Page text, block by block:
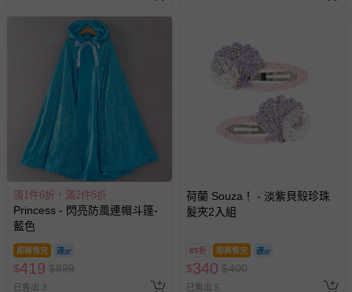
其他常見問題：
運送服務：目前提供的運送僅限台灣本島。如您位於離島地
區，可能會無法配送，或須依據商品需加收離島運費。廠商
亦保留出貨與否的權利。離島、偏遠地區、樓層親送等加價
費用，可能會另需加收。
商品實際的配達日期，可於訂單個人資料內的查詢訂單內，
已出貨通知之訊息為主。
如您收到商品，請依正常流程檢查是否完好，若商品遇瑕疵
情形，您可申請更換新品或退貨，請見：
退貨的辦理流程
若您對於會員帳號、商品訂購與資訊、購物流程、付款方
式、折價券與購物金的使用、退貨及商品運送方式等有疑
問，你可詳見：
媽咪愛客服中心。
預購商品：預購為海外同步代購，遇缺貨即會通知媽咪並協
助取消退款事宜。
滿1件6折，滿2件5折
Princess - 閃亮防風連帽斗篷-
藍色
即將售完
$419 $899
已售出 3
荷蘭 Souza！ - 淡紫貝殼珍珠
髮夾2入組
85折 即將售完
$340 $400
已售出 5